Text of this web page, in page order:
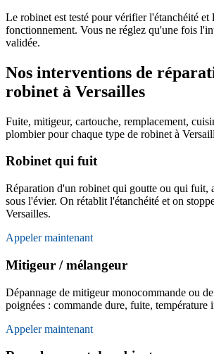
Le robinet est testé pour vérifier l'étanchéité et
fonctionnement. Vous ne réglez qu'une fois
validée.
Nos interventions de
robinet à Versailles
Fuite, mitigeur, cartouche, remplacement,
plombier pour chaque type de robinet à
Robinet qui fuit
Réparation d'un robinet qui goutte ou qui fuit,
sous l'évier. On rétablit l'étanchéité et on
Versailles.
Appeler maintenant
Mitigeur / mélangeur
Dépannage de mitigeur monocommande ou
poignées : commande dure, fuite, température
Appeler maintenant